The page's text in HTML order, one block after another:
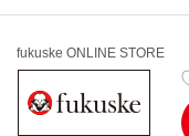
fukuske ONLINE STORE